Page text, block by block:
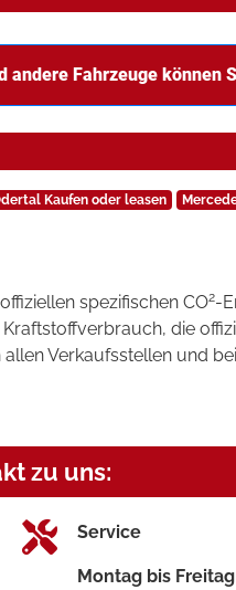
Fahrzeuge können
Kaufen oder leasen
spezifischen CO2-
die
Verkaufsstellen und
zu uns:
Service
Montag bis Freitag